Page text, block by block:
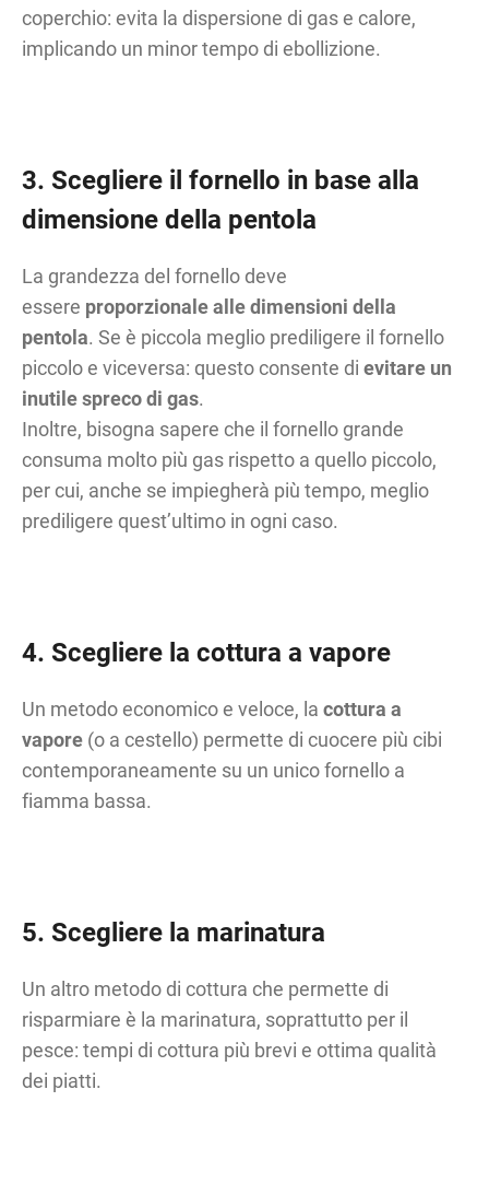
coperchio: evita la dispersione di gas e calore,
implicando un minor tempo di ebollizione.
3. Scegliere il fornello in base alla
dimensione della pentola
La grandezza del fornello deve
essere proporzionale alle dimensioni della
pentola. Se è piccola meglio prediligere il fornello
piccolo e viceversa: questo consente dievitare un
inutile spreco di gas.
Inoltre, bisogna sapere che il fornello grande
consuma molto più gas rispetto a quello piccolo,
per cui, anche se impiegherà più tempo, meglio
prediligere quest’ultimo in ogni caso.
4. Scegliere la cottura a vapore
Un metodo economico e veloce, lacottura a
vapore (o a cestello) permette di cuocere più cibi
contemporaneamente su un unico fornello a
fiamma bassa.
5. Scegliere la marinatura
Un altro metodo di cottura che permette di
risparmiare è la marinatura, soprattutto per il
pesce: tempi di cottura più brevi e ottima qualità
dei piatti.